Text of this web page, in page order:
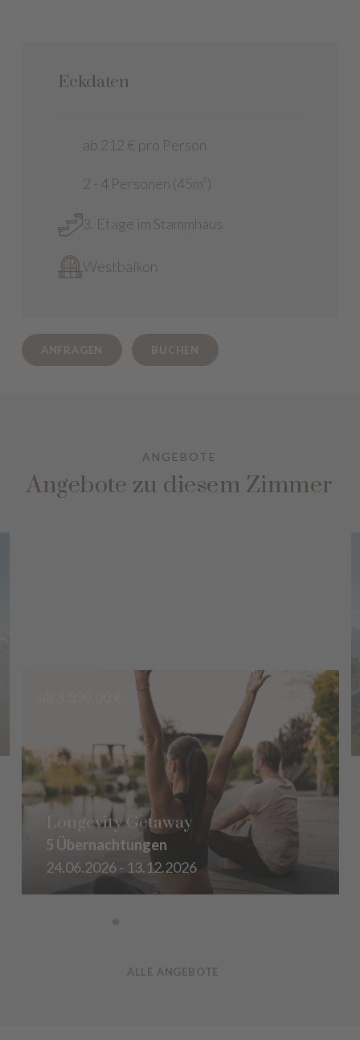
Eckdaten
ab 212 € pro Person
2 - 4 Personen (45m²)
3. Etage im Stammhaus
Westbalkon
ANFRAGEN BUCHEN
ANGEBOTE
Angebote zu diesem Zimmer
Longevity Getaway
5 Übernachtungen
24.06.2026 - 13.12.2026
ALLE ANGEBOTE